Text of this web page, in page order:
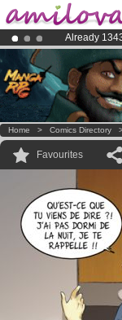
Already
Premium
Amilova
Home > Comics Directory
Favourites